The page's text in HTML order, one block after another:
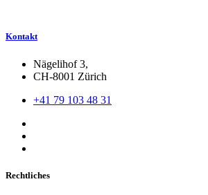
Kontakt
Nägelihof 3,
CH-8001 Zürich
+41 79 103 48 31
Rechtliches